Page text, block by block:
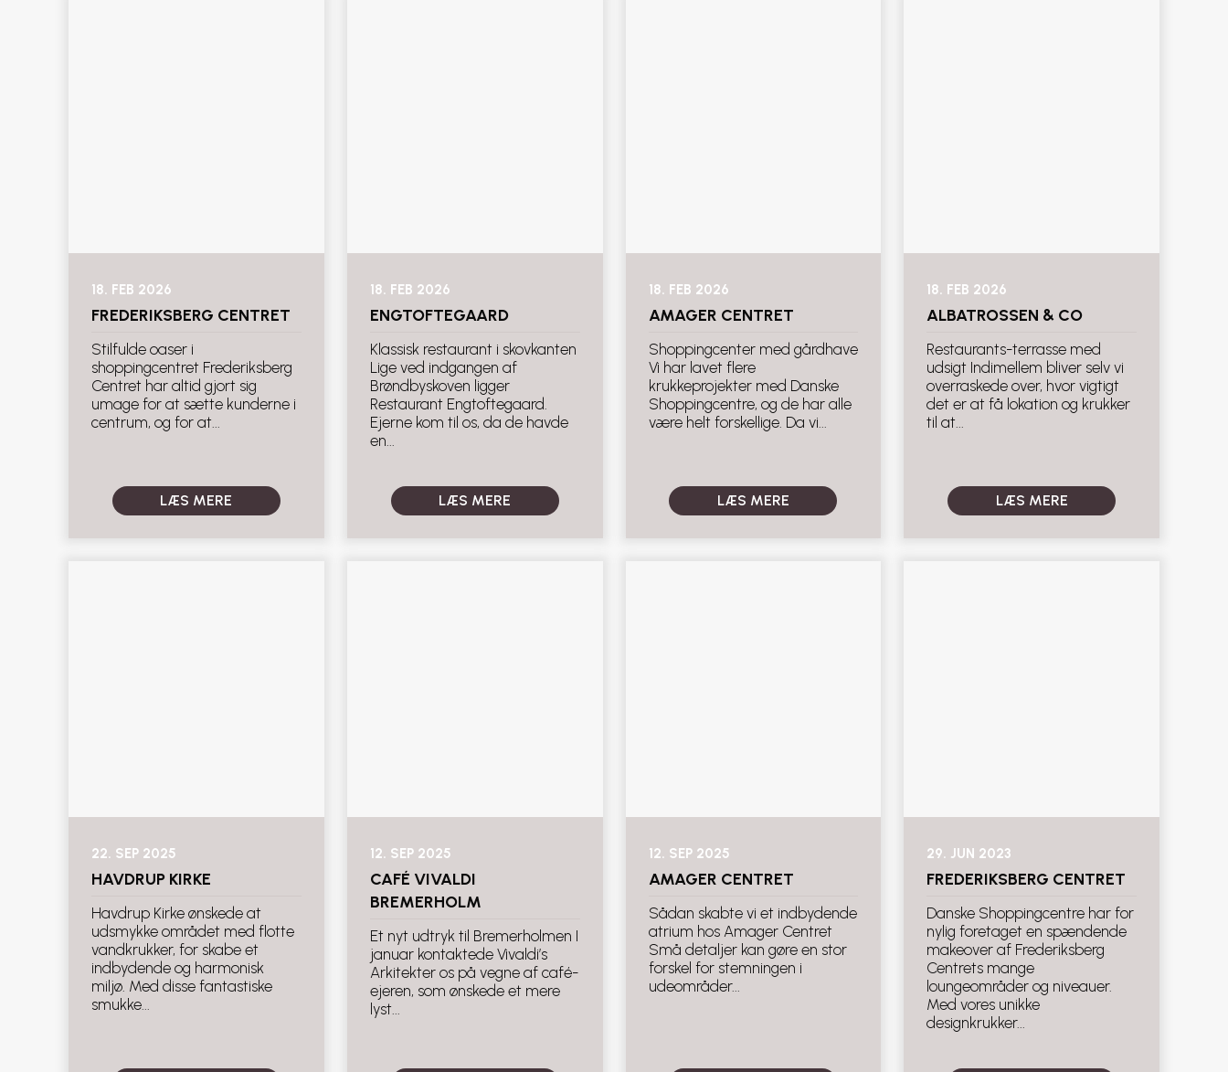
18. FEB 2026
FREDERIKSBERG CENTRET
Stilfulde oaser i
shoppingcentret Frederiksberg
Centret har altid gjort sig
umage for at sætte kunderne i
centrum, og for at...
LÆS MERE
18. FEB 2026
ENGTOFTEGAARD
Klassisk restaurant i skovkanten
Lige ved indgangen af
Brøndbyskoven ligger
Restaurant Engtoftegaard.
Ejerne kom til os, da de havde
en...
LÆS MERE
18. FEB 2026
AMAGER CENTRET
Shoppingcenter med gårdhave
Vi har lavet flere
krukkeprojekter med Danske
Shoppingcentre, og de har alle
være helt forskellige. Da vi...
LÆS MERE
18. FEB 2026
ALBATROSSEN & CO
Restaurants-terrasse med
udsigt Indimellem bliver selv vi
overraskede over, hvor vigtigt
det er at få lokation og krukker
til at...
LÆS MERE
22. SEP 2025
HAVDRUP KIRKE
Havdrup Kirke ønskede at
udsmykke området med flotte
vandkrukker, for skabe et
indbydende og harmonisk
miljø. Med disse fantastiske
smukke...
12. SEP 2025
CAFÉ VIVALDI
BREMERHOLM
Et nyt udtryk til Bremerholmen I
januar kontaktede Vivaldi’s
Arkitekter os på vegne af café-
ejeren, som ønskede et mere
lyst...
12. SEP 2025
AMAGER CENTRET
Sådan skabte vi et indbydende
atrium hos Amager Centret
Små detaljer kan gøre en stor
forskel for stemningen i
udeområder...
29. JUN 2023
FREDERIKSBERG CENTRET
Danske Shoppingcentre har for
nylig foretaget en spændende
makeover af Frederiksberg
Centrets mange
loungeområder og niveauer.
Med vores unikke
designkrukker...